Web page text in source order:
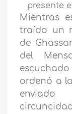
presente
Mientras
traído un
de
del
ordenó a